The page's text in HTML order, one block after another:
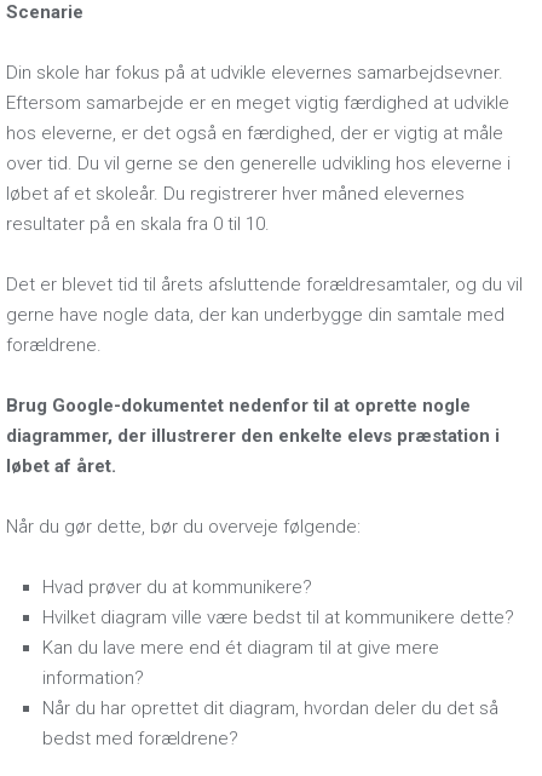
Scenarie
Din skole har fokus på at udvikle elevernes samarbejdsevner.
Eftersom samarbejde er en meget vigtig færdighed at udvikle
hos eleverne, er det også en færdighed, der er vigtig at måle
over tid. Du vil gerne se den generelle udvikling hos eleverne i
løbet af et skoleår. Du registrerer hver måned elevernes
resultater på en skala fra 0 til 10.
Det er blevet tid til årets afsluttende forældresamtaler, og du vil
gerne have nogle data, der kan underbygge din samtale med
forældrene.
Brug Google-dokumentet nedenfor til at oprette nogle
diagrammer, der illustrerer den enkelte elevs præstation i
løbet af året.
Når du gør dette, bør du overveje følgende:
Hvad prøver du at kommunikere?
Hvilket diagram ville være bedst til at kommunikere dette?
Kan du lave mere end ét diagram til at give mere
information?
Når du har oprettet dit diagram, hvordan deler du det så
bedst med forældrene?